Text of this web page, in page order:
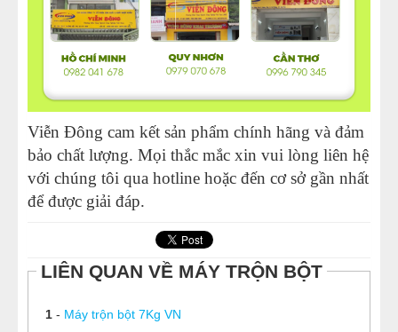
Viễn Đông cam kết sản phẩm chính hãng và đảm
bảo chất lượng. Mọi thắc mắc xin vui lòng liên hệ
với chúng tôi qua hotline hoặc đến cơ sở gần nhất
để được giải đáp.
LIÊN QUAN VỀ MÁY TRỘN BỘT
1- Máy trộn bột 7Kg VN